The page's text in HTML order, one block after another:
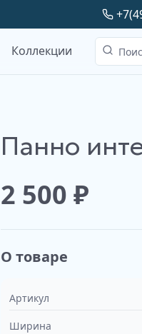
Коллекции
Панно
2 500 ₽
О товаре
Артикул
Ширина